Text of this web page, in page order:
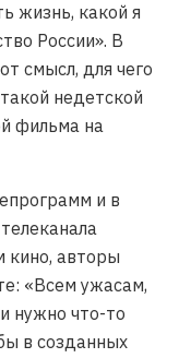
жизнь, какой я
России». В
смысл, для чего
недетской
фильма на
и в
кино, авторы
«Всем ужасам,
нужно что-то
в созданных